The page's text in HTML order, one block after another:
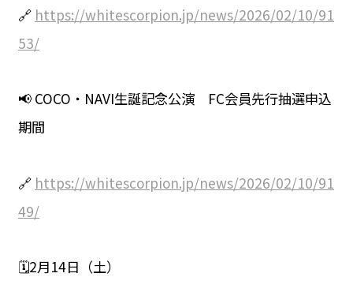
🔗 https://whitescorpion.jp/news/2026/02/10/91
53/
📢 COCO・NAVI生誕記念公演 FC会員先行抽選申込
期間
🔗 https://whitescorpion.jp/news/2026/02/10/91
49/
🗓️2月14日（土）